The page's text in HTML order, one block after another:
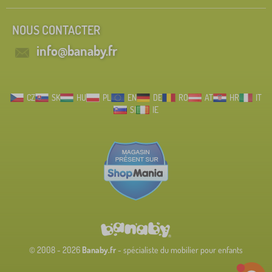
NOUS CONTACTER
info@banaby.fr
CZ SK HU PL EN DE RO AT HR
IT
SI
IE
© 2008 - 2026 Banaby.fr- spécialiste du mobilier pour enfants